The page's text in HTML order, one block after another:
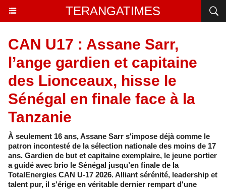
TERANGATIMES
CAN U17 : Assane Sarr,
l’ange gardien et capitaine
des Lionceaux, hisse le
Sénégal en finale face à la
Tanzanie
À seulement 16 ans, Assane Sarr s'impose déjà comme le
patron incontesté de la sélection nationale des moins de 17
ans. Gardien de but et capitaine exemplaire, le jeune portier
a guidé avec brio le Sénégal jusqu’en finale de la
TotalEnergies CAN U-17 2026. Alliant sérénité, leadership et
talent pur, il s'érige en véritable dernier rempart d'une